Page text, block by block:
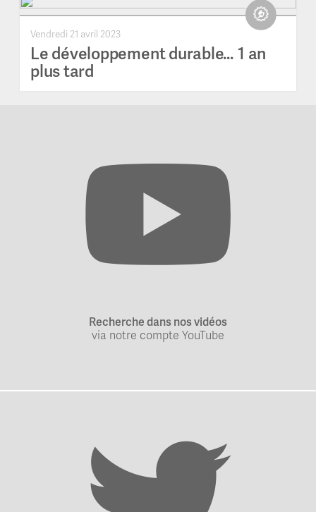
Vendredi 21 avril 2023
Le développement durable… 1 an
plus tard
Recherche dans nos vidéos
via notre compte YouTube